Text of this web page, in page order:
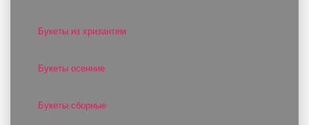
Букеты из хризантем
Букеты осенние
Букеты сборные